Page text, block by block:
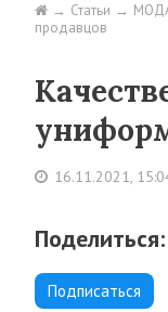
Статьи
продавцов
16.11.2021,
Поделиться:
Подписаться